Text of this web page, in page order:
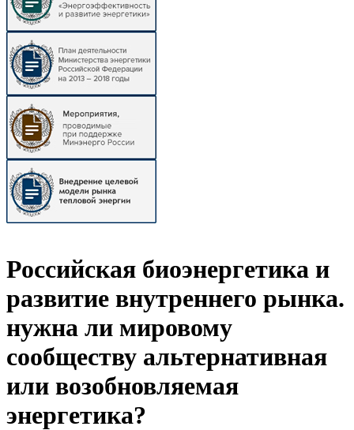
Российская биоэнергетика и
развитие внутреннего рынка.
нужна ли мировому
сообществу альтернативная
или возобновляемая
энергетика?